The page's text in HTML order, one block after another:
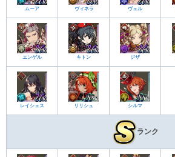
ムーア ヴィネラ ヴェル
エンゲル キトン ジザ
レイシェス リリシュ シルマ
ランク